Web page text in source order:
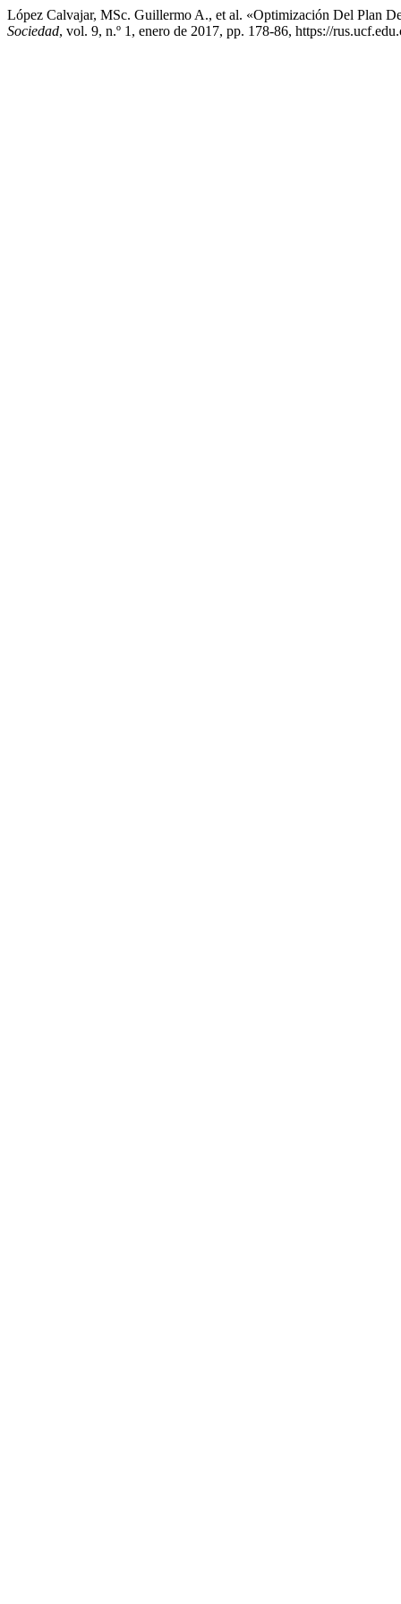
López Calvajar, MSc. Guillermo A., et al. «Optimización Del Plan
Sociedad, vol. 9, n.º 1, enero de 2017, pp. 178-86, https://